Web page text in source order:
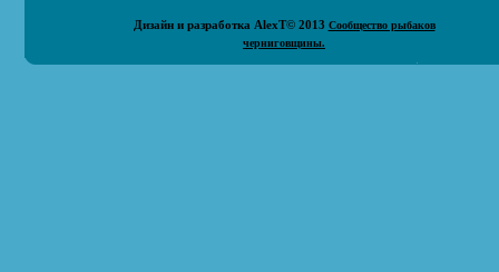
Дизайн и разработка AlexT© 2013 Сообщество рыбаков
черниговщины.